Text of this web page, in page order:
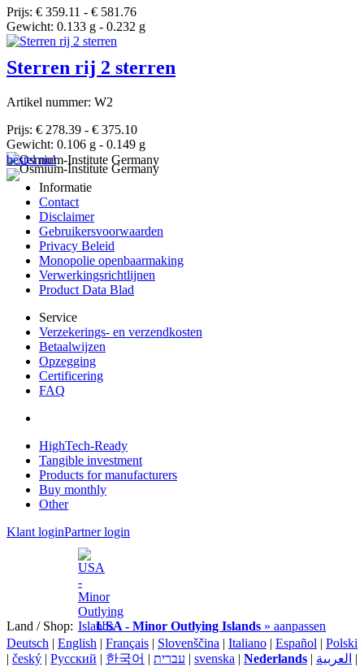
Prijs: € 359.11 - € 581.76
Gewicht: 0.133 g - 0.232 g
Sterren rij 2 sterren
Artikel nummer: W2
Prijs: € 278.39 - € 375.10
Gewicht: 0.106 g - 0.149 g
bestel nu!
Informatie
Contact
Disclaimer
Gebruikersvoorwaarden
Privacy Beleid
Monopolie openbaarmaking
Verwerkingsrichtlijnen
Product Data Blad
Service
Verzekerings- en verzendkosten
Betaalwijzen
Opzegging
Certificering
FAQ
HighTech-Ready
Tangible investment
Products for manufacturers
Buy monthly
Other
Klant loginPartner login
Land / Shop: USA - Minor Outlying Islands » aanpassen
Deutsch | English | Français | Slovenščina | Italiano | Español | Polski
| český | Pусский | 한국어 | עברית | svenska | Nederlands | العربية |